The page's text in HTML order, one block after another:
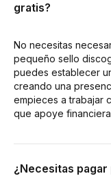
gratis?
No necesitas
pequeño sello
puedes establecer
creando una
empieces a trabajar
que apoye
¿Necesitas